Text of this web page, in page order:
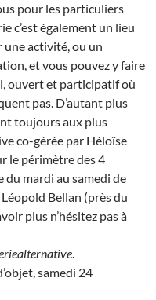
pour les particuliers
c’est également un lieu
une activité, ou un
et vous pouvez y faire
ouvert et participatif où
pas. D’autant plus
toujours aux plus
co-gérée par Héloïse
le périmètre des 4
mardi au samedi de
Bellan (près du
plus n’hésitez pas à
.
samedi 24